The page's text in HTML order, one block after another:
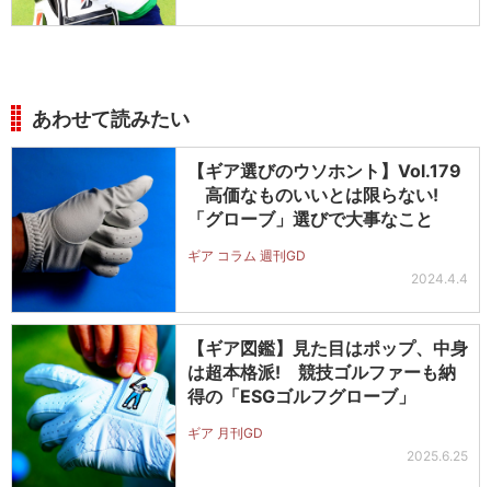
あわせて読みたい
【ギア選びのウソホント】Vol.179
高価なものいいとは限らない!
「グローブ」選びで大事なこと
ギア コラム 週刊GD
2024.4.4
【ギア図鑑】見た目はポップ、中身
は超本格派! 競技ゴルファーも納
得の「ESGゴルフグローブ」
ギア 月刊GD
2025.6.25